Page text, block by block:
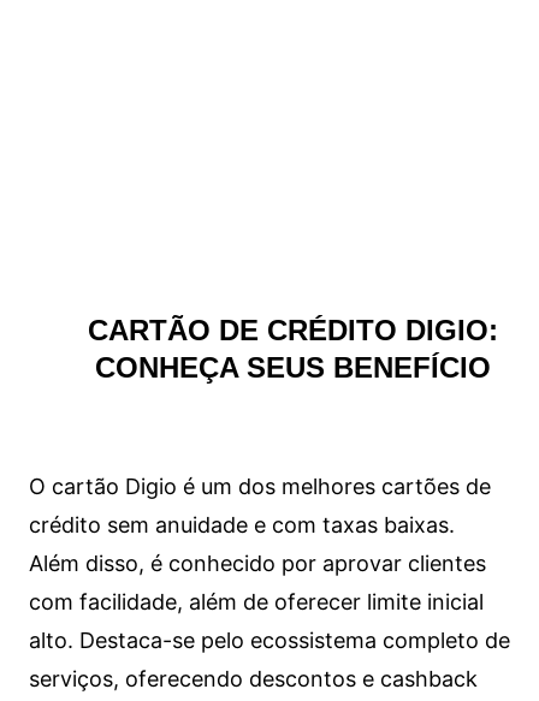
CARTÃO DE CRÉDITO DIGIO:
CONHEÇA SEUS BENEFÍCIO
O cartão Digio é um dos melhores cartões de
crédito sem anuidade e com taxas baixas.
Além disso, é conhecido por aprovar clientes
com facilidade, além de oferecer limite inicial
alto. Destaca-se pelo ecossistema completo de
serviços, oferecendo descontos e cashback